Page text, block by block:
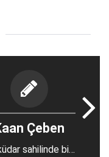
Çeben
sahilinde bir